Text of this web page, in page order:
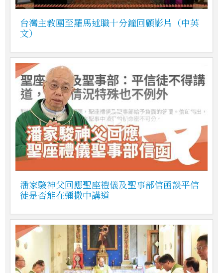
台灣主教團至羅馬述職十分鐘回顧影片（中英
文）
潘家駿神父回應聖座禮儀及聖事部信函談平信
徒是否能在彌撒中講道